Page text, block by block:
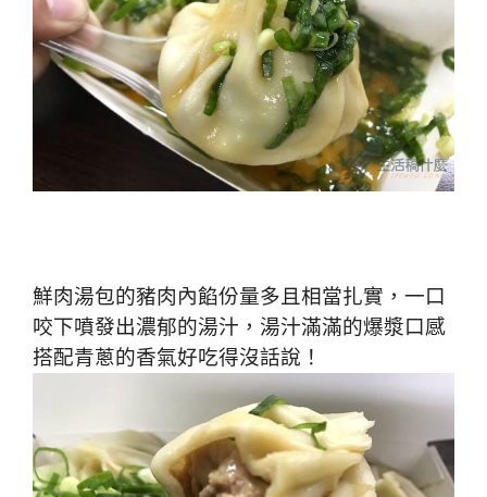
鮮肉湯包的豬肉內餡份量多且相當扎實，一口
咬下噴發出濃郁的湯汁，湯汁滿滿的爆漿口感
搭配青蔥的香氣好吃得沒話說！